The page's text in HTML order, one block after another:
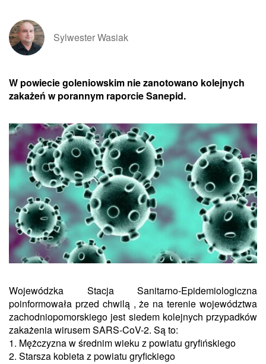
Sylwester Wasiak
W powiecie goleniowskim nie zanotowano kolejnych
zakażeń w porannym raporcie Sanepid.
Wojewódzka Stacja Sanitarno-Epidemiologiczna
poinformowała przed chwilą , że na terenie województwa
zachodniopomorskiego jest siedem kolejnych przypadków
zakażenia wirusem SARS-CoV-2. Są to:
1. Mężczyzna w średnim wieku z powiatu gryfińskiego
2. Starsza kobieta z powiatu gryfickiego